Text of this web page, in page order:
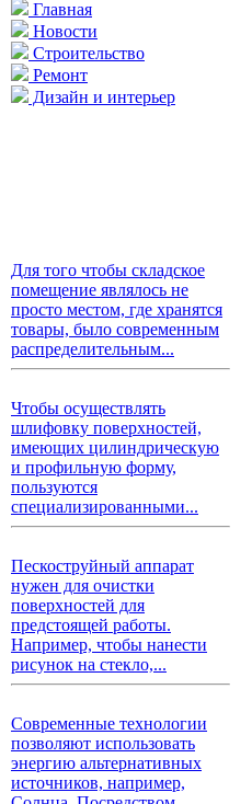
Главная
Новости
Строительство
Ремонт
Дизайн и интерьер
Для того чтобы складское
помещение являлось не
просто местом, где хранятся
товары, было современным
распределительным...
Чтобы осуществлять
шлифовку поверхностей,
имеющих цилиндрическую
и профильную форму,
пользуются
специализированными...
Пескоструйный аппарат
нужен для очистки
поверхностей для
предстоящей работы.
Например, чтобы нанести
рисунок на стекло,...
Современные технологии
позволяют использовать
энергию альтернативных
источников, например,